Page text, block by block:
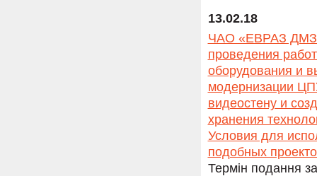
13.02.18
ЧАО «ЕВРАЗ ДМЗ»
проведения
оборудования и
модернизации
видеостену и
хранения
Условия для
подобных
Термін подання